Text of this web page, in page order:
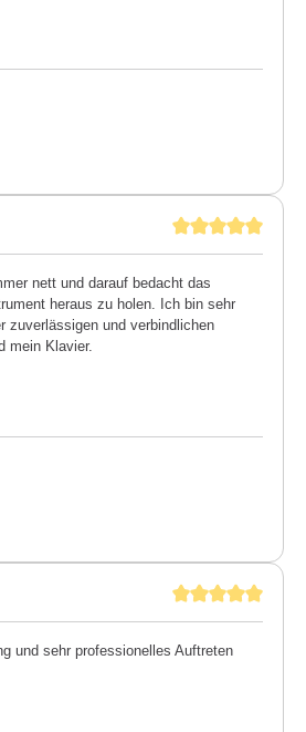
nett und darauf bedacht das
heraus zu holen. Ich bin sehr
zuverlässigen und verbindlichen
mein Klavier.
und sehr professionelles Auftreten